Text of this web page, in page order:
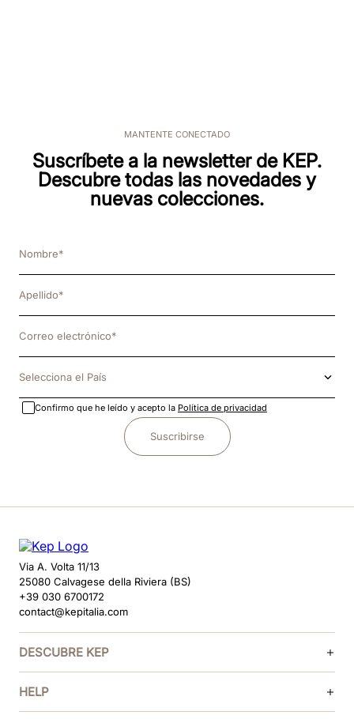
MANTENTE CONECTADO
Suscríbete a la newsletter de KEP.
Descubre todas las novedades y
nuevas colecciones.
Selecciona el País
Confirmo que he leído y acepto la Política de privacidad
Suscribirse
Via A. Volta 11/13
25080 Calvagese della Riviera (BS)
+39 030 6700172
contact@kepitalia.com
DESCUBRE KEP
HELP